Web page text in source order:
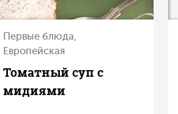
Первые блюда,
Европейская
Томатный суп с
мидиями